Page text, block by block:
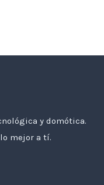
y domótica.
mejor a tí.